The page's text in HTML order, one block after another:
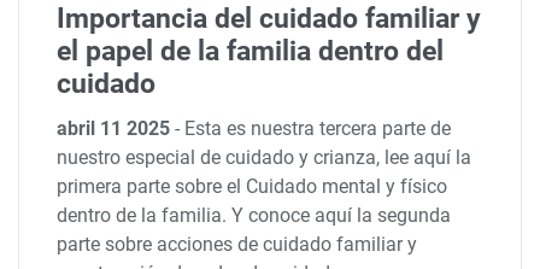
Importancia del cuidado familiar y
el papel de la familia dentro del
cuidado
abril 11 2025- Esta es nuestra tercera parte de
nuestro especial de cuidado y crianza, lee aquí la
primera parte sobre el Cuidado mental y físico
dentro de la familia. Y conoce aquí la segunda
parte sobre acciones de cuidado familiar y